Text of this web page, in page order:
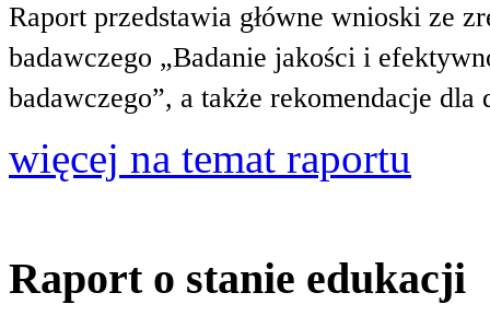
Raport przedstawia główne wnioski ze
badawczego „Badanie jakości i
badawczego”, a także rekomendacje
więcej na temat raportu
Raport o stanie edukacji